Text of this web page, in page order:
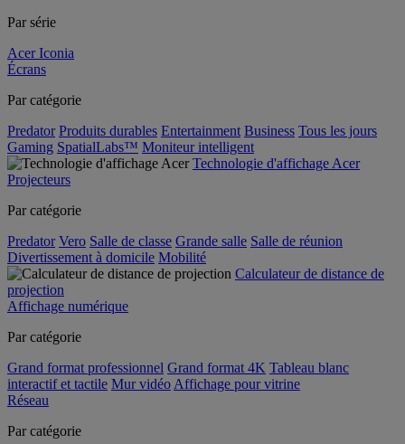
Par série
Acer Iconia
Écrans
Par catégorie
Predator Produits durables Entertainment Business Tous les jours
Gaming SpatialLabs™ Moniteur intelligent
Technologie d'affichage Acer
Projecteurs
Par catégorie
Predator Vero Salle de classe Grande salle Salle de réunion
Divertissement à domicile Mobilité
Calculateur de distance de
projection
Affichage numérique
Par catégorie
Grand format professionnel Grand format 4K Tableau blanc
interactif et tactile Mur vidéo Affichage pour vitrine
Réseau
Par catégorie